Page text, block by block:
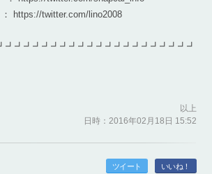
twitter.com/lino2008
以上
日時：2016年02月18日 15:52
ツイート いいね！